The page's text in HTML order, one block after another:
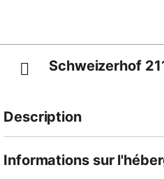
Schweizerhof
Description
ferroviaire "Tiefencastel" 7.1
Informations sur